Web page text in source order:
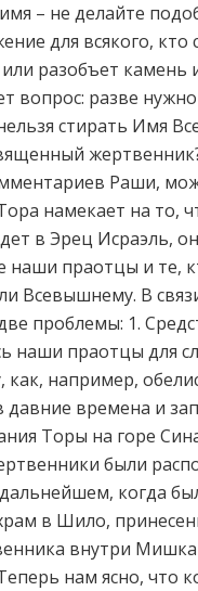
– не делайте
для всякого, кто
разобъет камень
вопрос: разве
стирать Имя
Раши,
намекает на то,
в Эрец Исраэль,
наши праотцы и те,
Всевышнему. В
проблемы: 1.
наши праотцы для
например,
давние времена и
Торы на горе
были
когда
в Шило,
внутри
нам ясно, что